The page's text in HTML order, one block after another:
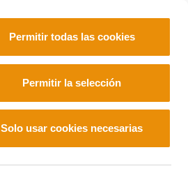
Permitir todas las cookies
Permitir la selección
Solo usar cookies necesarias